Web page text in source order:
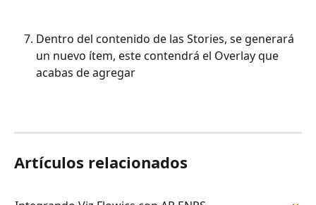
Dentro del contenido de las Stories, se generará
un nuevo ítem, este contendrá el Overlay que
acabas de agregar
Artículos relacionados